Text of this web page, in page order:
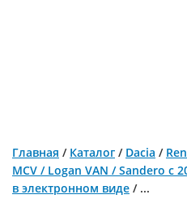
Главная / Каталог / Dacia /
MCV / Logan VAN / Sandero с
в электронном виде / ...